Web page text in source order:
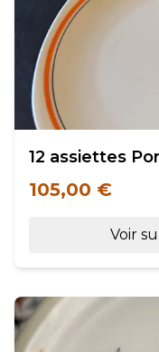
12 assiettes
105,00 €
Voir